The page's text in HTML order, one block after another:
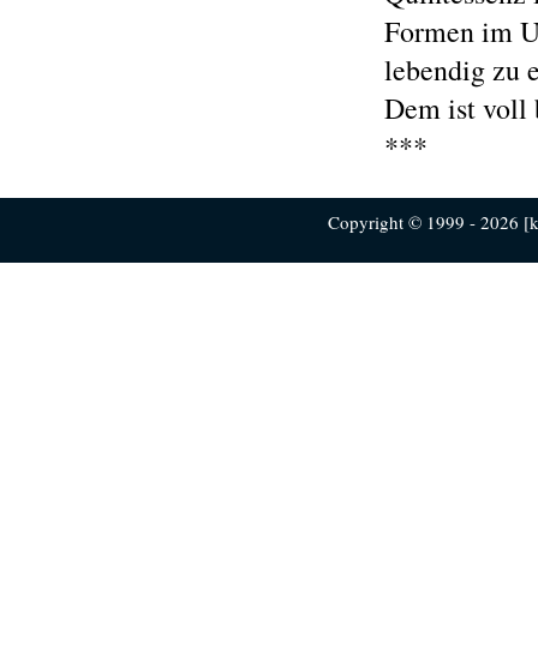
Formen im
lebendig zu
Dem ist voll
***
Copyright © 1999 - 2026